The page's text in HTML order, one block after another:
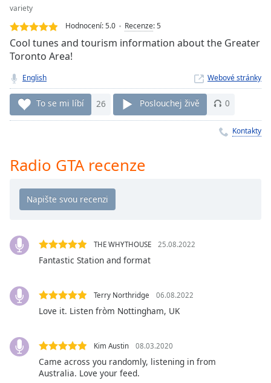
Duration
Loaded:
0.00%
Stream
Seek to
live,
currently
behind
liveLIVE
Playback
Rate
Chapters
Chapters
descriptions
Subtitles
subtitles
variety
Hodnocení:5.0 Recenze:5
Cool tunes and tourism information about the Greater
Toronto Area!
English Webové stránky
To se mi líbí 26 Poslouchej živě 0
Kontakty
Radio GTA recenze
THE WHYTHOUSE 25.08.2022
Fantastic Station and format
Terry Northridge 06.08.2022
Love it. Listen fròm Nottingham, UK
Kim Austin 08.03.2020
Came across you randomly, listening in from
Australia. Love your feed.